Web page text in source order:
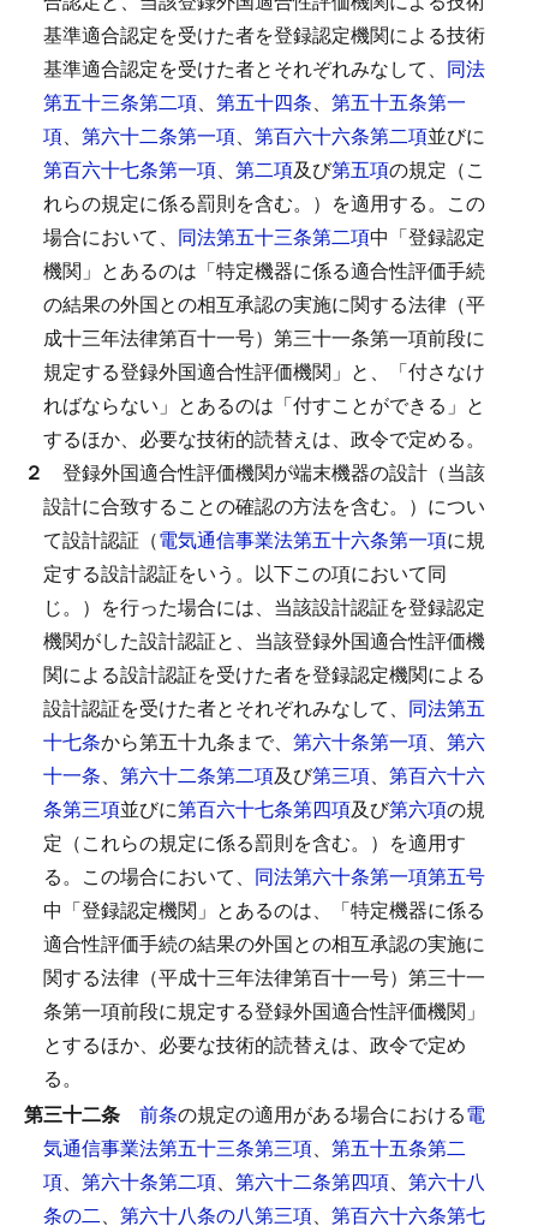
基準適合認定を受けた者を登録認定機関による技術
基準適合認定を受けた者とそれぞれみなして、 同法
第五十三条第二項、 第五十四条、 第五十五条第一
項、 第六十二条第一項、 第百六十六条第二項並びに
第百六十七条第一項、 第二項及び第五項の規定（こ
れらの規定に係る罰則を含む。）を適用する。 この
場合において、 同法第五十三条第二項中「登録認定
機関」とあるのは「特定機器に係る適合性評価手続
の結果の外国との相互承認の実施に関する法律（平
成十三年法律第百十一号）第三十一条第一項前段に
規定する登録外国適合性評価機関」と、「付さなけ
ればならない」とあるのは「付すことができる」と
するほか、必要な技術的読替えは、政令で定める。
２ 登録外国適合性評価機関が端末機器の設計（当該
設計に合致することの確認の方法を含む。）につい
て設計認証（電気通信事業法第五十六条第一項に規
定する設計認証をいう。以下この項において同
じ。）を行った場合には、当該設計認証を登録認定
機関がした設計認証と、当該登録外国適合性評価機
関による設計認証を受けた者を登録認定機関による
設計認証を受けた者とそれぞれみなして、 同法第五
十七条から第五十九条まで、 第六十条第一項、 第六
十一条、 第六十二条第二項及び第三項、 第百六十六
条第三項並びに第百六十七条第四項及び第六項の規
定（これらの規定に係る罰則を含む。）を適用す
る。 この場合において、 同法第六十条第一項第五号
中「登録認定機関」とあるのは、「特定機器に係る
適合性評価手続の結果の外国との相互承認の実施に
関する法律（平成十三年法律第百十一号）第三十一
条第一項前段に規定する登録外国適合性評価機関」
とするほか、必要な技術的読替えは、政令で定め
る。
第三十二条 前条の規定の適用がある場合における電
気通信事業法第五十三条第三項、 第五十五条第二
項、 第六十条第二項、 第六十二条第四項、 第六十八
条の二、 第六十八条の八第三項、 第百六十六条第七